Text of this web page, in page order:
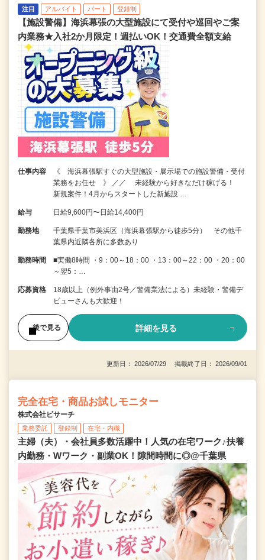
注目 アルバイト パート 登録制
【施設警備】海浜幕張の大型施設にて受付や巡回やご案
内業務★入社2か月限定！週払いOK！交通費全額支給
仕事内容
《 海浜幕張駅すぐの大型施設・展示場での施設警備・受付
業務をお任せ 》 ／／ 未経験から好きなだけ稼げる！
新規案件！4月からスタートした新施設 …
給与 日給9,600円〜日給14,400円
勤務地
千葉県千葉市美浜区（海浜幕張駅から徒歩5分） その他千
葉県内近隣各所に多数あり
勤務時間
■実働8時間 ・9：00～18：00 ・13：00～22：00 ・20：00
～翌5：…
応募資格
18歳以上（例外事由2号／警備業法による）未経験・警備デ
ビューさんも大歓迎！
後で見る 詳細を見る
更新日： 2026/07/29 掲載終了日： 2026/09/01
完全在宅・商品お試しモニター
株式会社ビサーチ
業務委託 登録制 在宅・内職
主婦（夫）・会社員多数活躍中！人気の在宅ワーク♪扶養
内勤務・Wワーク・副業OK！隙間時間に◎@千葉県